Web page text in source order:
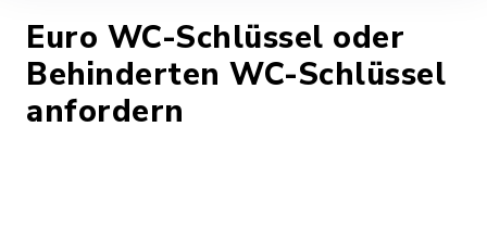
Euro WC-Schlüssel oder
Behinderten WC-Schlüssel
anfordern